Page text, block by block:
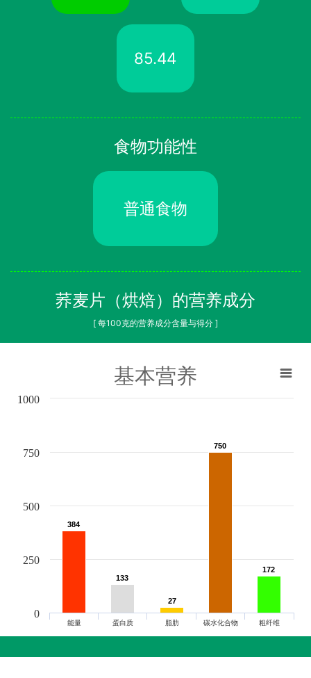
85.44
食物功能性
普通食物
荞麦片（烘焙）的营养成分
[ 每100克的营养成分含量与得分 ]
基本营养
384
384
133
133
27
27
750
750
172
172
能量 蛋白质 脂肪 碳水化合物 粗纤维
0
250
500
750
1000